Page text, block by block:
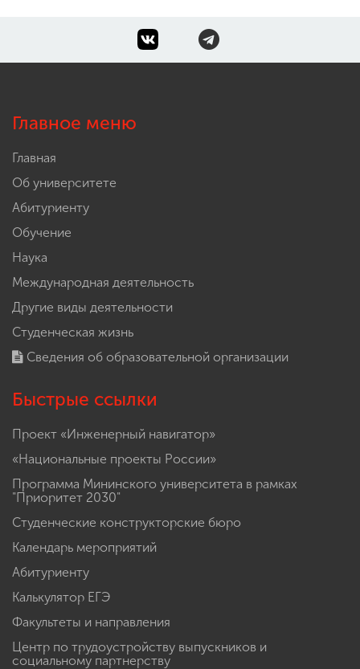
Главное меню
Главная
Об университете
Абитуриенту
Обучение
Наука
Международная деятельность
Другие виды деятельности
Студенческая жизнь
Сведения об образовательной организации
Быстрые ссылки
Проект «Инженерный навигатор»
«Национальные проекты России»
Программа Мининского университета в рамках
"Приоритет 2030"
Студенческие конструкторские бюро
Календарь мероприятий
Абитуриенту
Калькулятор ЕГЭ
Факультеты и направления
Центр по трудоустройству выпускников и
социальному партнерству